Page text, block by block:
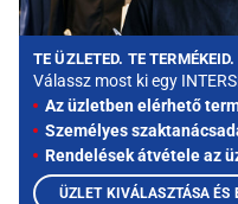
TE ÜZLETED. TE TERMÉKEID.
Válassz most ki egy
Az üzletben elérhető
Személyes
Rendelések átvétele az